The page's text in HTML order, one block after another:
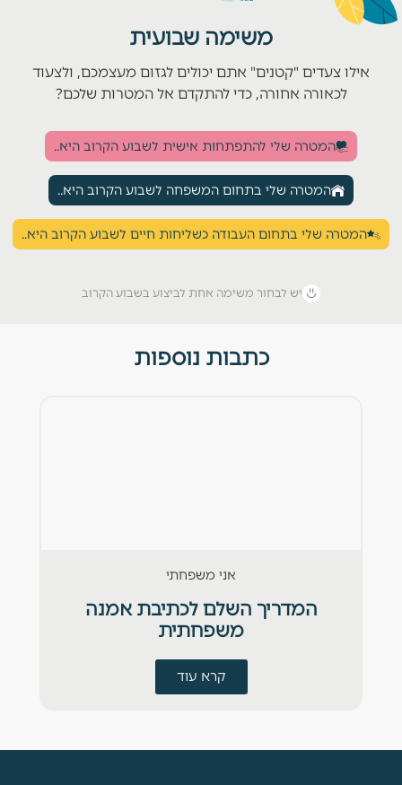
משימה שבועית
אילו צעדים "קטנים" אתם יכולים לגזום מעצמכם, ולצעוד
לכאורה אחורה, כדי להתקדם אל המטרות שלכם?
המטרה שלי להתפתחות אישית לשבוע הקרוב היא..
המטרה שלי בתחום המשפחה לשבוע הקרוב היא..
המטרה שלי בתחום העבודה כשליחות חיים לשבוע הקרוב היא..
יש לבחור משימה אחת לביצוע בשבוע הקרוב
כתבות נוספות
אני משפחתי
המדריך השלם לכתיבת אמנה
משפחתית
קרא עוד